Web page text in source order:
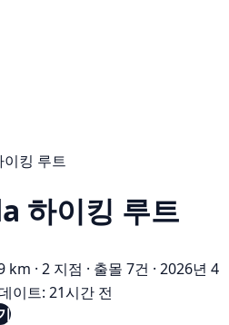
킹 루트
하이킹 루트
km · 2 지점 · 출몰 7건 · 2026년 4
이트: 21시간 전